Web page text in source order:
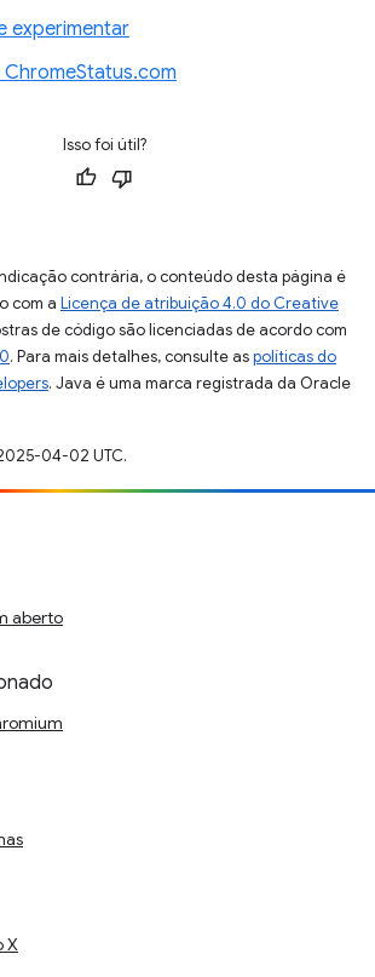
experimentar
Isso foi útil?
contrária, o conteúdo desta página é
com a Licença de atribuição 4.0 do Creative
de código são licenciadas de acordo com
. Para mais detalhes, consulte aspolíticas do
. Java é uma marca registrada da Oracle
04-02 UTC.
aberto
X